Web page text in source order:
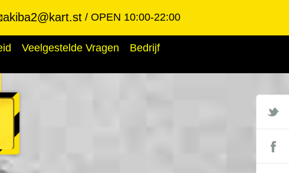
akiba2@kart.st OPEN 10:00-22:00
Veelgestelde Vragen
Bedrijf